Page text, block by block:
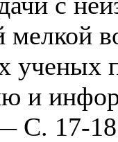
мелкой
ученых
и
С. 17-